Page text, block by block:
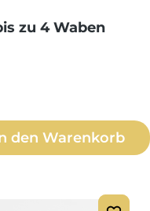
zu 4 Waben
gewünschten
den Warenkorb